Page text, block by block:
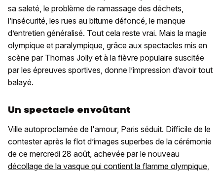
sa saleté, le problème de ramassage des déchets,
l’insécurité, les rues au bitume défoncé, le manque
d’entretien généralisé. Tout cela reste vrai. Mais la magie
olympique et paralympique, grâce aux spectacles mis en
scène par Thomas Jolly et à la fièvre populaire suscitée
par les épreuves sportives, donne l’impression d’avoir tout
balayé.
Un spectacle envoûtant
Ville autoproclamée de l'amour, Paris séduit. Difficile de le
contester après le flot d’images superbes de la cérémonie
de ce mercredi 28 août, achevée par le nouveau
décollage de la vasque qui contient la flamme olympique,